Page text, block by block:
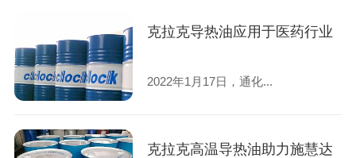
克拉克导热油应用于医药行业
2022年1月17日，通化...
克拉克高温导热油助力施慧达